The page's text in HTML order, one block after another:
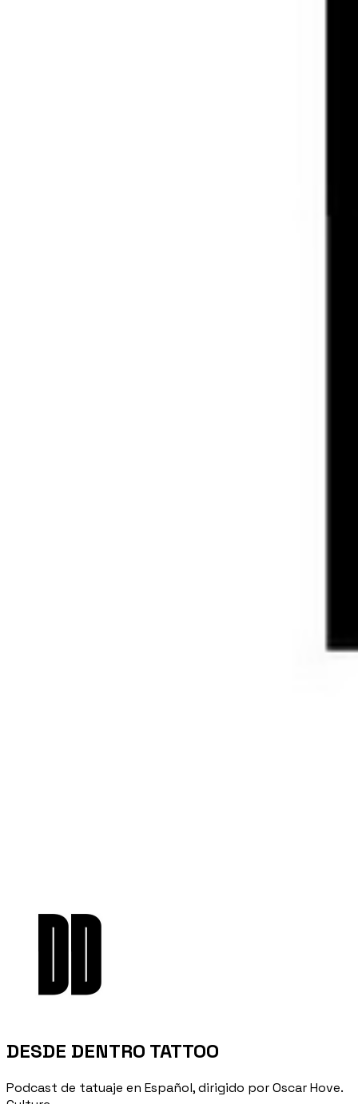
DESDE DENTRO TATTOO
Podcast de tatuaje en Español, dirigido por Oscar Hove.